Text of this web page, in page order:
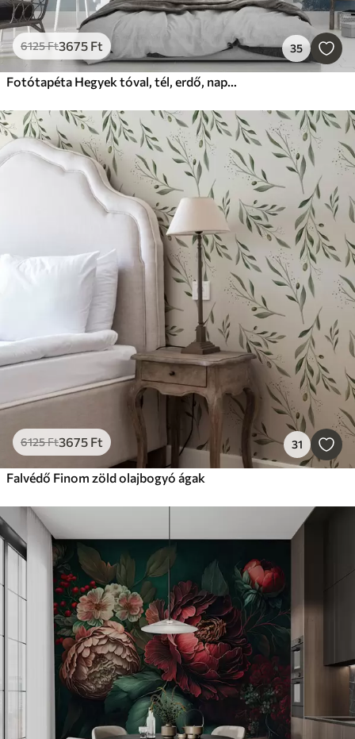
6125Ft3675 Ft 35
Fotótapéta Hegyek tóval, tél, erdő, naplemente, természet, égbolt, természet
6125Ft3675 Ft 31
Falvédő Finom zöld olajbogyó ágak